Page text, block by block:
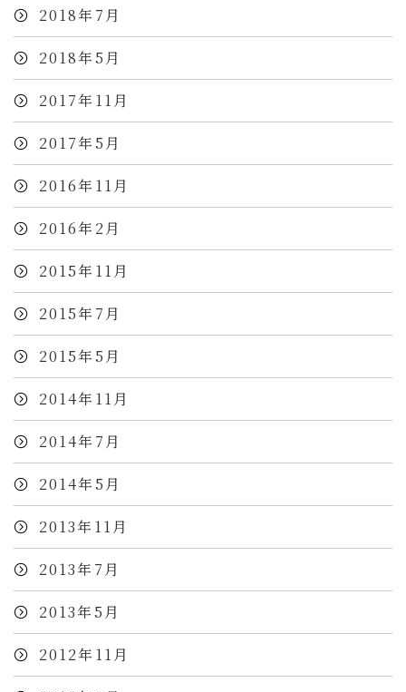
2018年7月
2018年5月
2017年11月
2017年5月
2016年11月
2016年2月
2015年11月
2015年7月
2015年5月
2014年11月
2014年7月
2014年5月
2013年11月
2013年7月
2013年5月
2012年11月